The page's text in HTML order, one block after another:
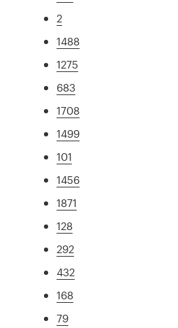
2
1488
1275
683
1708
1499
101
1456
1871
128
292
432
168
79